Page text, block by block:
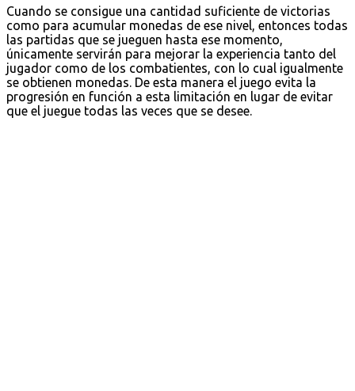
Cuando se consigue una cantidad suficiente de victorias
como para acumular monedas de ese nivel, entonces todas
las partidas que se jueguen hasta ese momento,
únicamente servirán para mejorar la experiencia tanto del
jugador como de los combatientes, con lo cual igualmente
se obtienen monedas. De esta manera el juego evita la
progresión en función a esta limitación en lugar de evitar
que el juegue todas las veces que se desee.